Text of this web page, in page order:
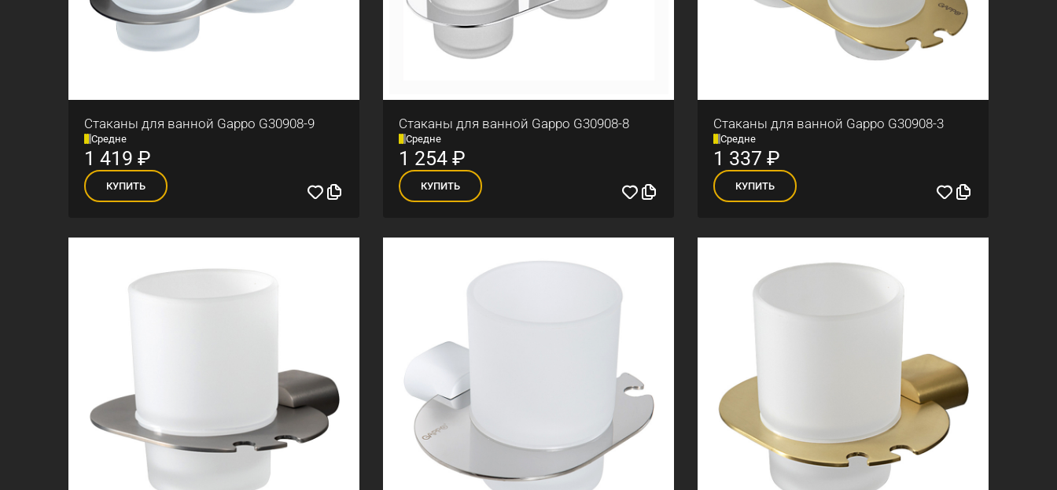
Стаканы для ванной Gappo G30908-9
Средне
1 419 ₽
КУПИТЬ
Стаканы для ванной Gappo G30908-8
Средне
1 254₽
КУПИТЬ
Стаканы для ванной Gappo G30908-3
Средне
1 337 ₽
КУПИТЬ